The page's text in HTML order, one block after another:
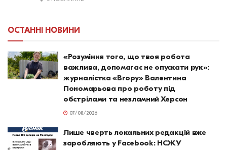
ОСТАННІ НОВИНИ
«Розуміння того, що твоя робота
важлива, допомагає не опускати рук»:
журналістка «Вгору» Валентина
Пономарьова про роботу під
обстрілами та незламний Херсон
07/08/2026
Лише чверть локальних редакцій вже
заробляють у Facebook: НСЖУ